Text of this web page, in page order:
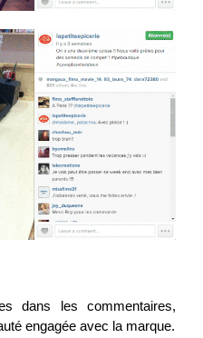
dans les commentaires,
engagée avec la marque.